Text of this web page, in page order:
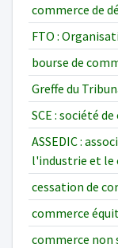
commerce de
FTO :
bourse de
Greffe du
SCE : société
ASSEDIC :
l'industrie et le
cessation de
commerce
commerce non